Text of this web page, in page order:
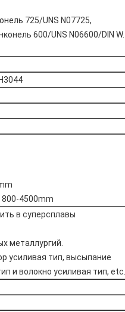
725/UNS N07725,
600/UNS N06600/DIN W.
4500mm
в суперсплавы
металлургий.
усиливая тип, высыпание
и волокно усиливая тип, etc…